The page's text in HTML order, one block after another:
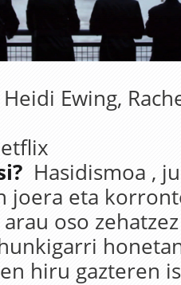
Heidi Ewing,
Hasidismoa ,
joera eta
arau oso zehatzez
hiru gazteren